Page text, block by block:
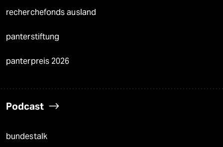
recherchefonds ausland
panterstiftung
panterpreis 2026
Podcast
bundestalk